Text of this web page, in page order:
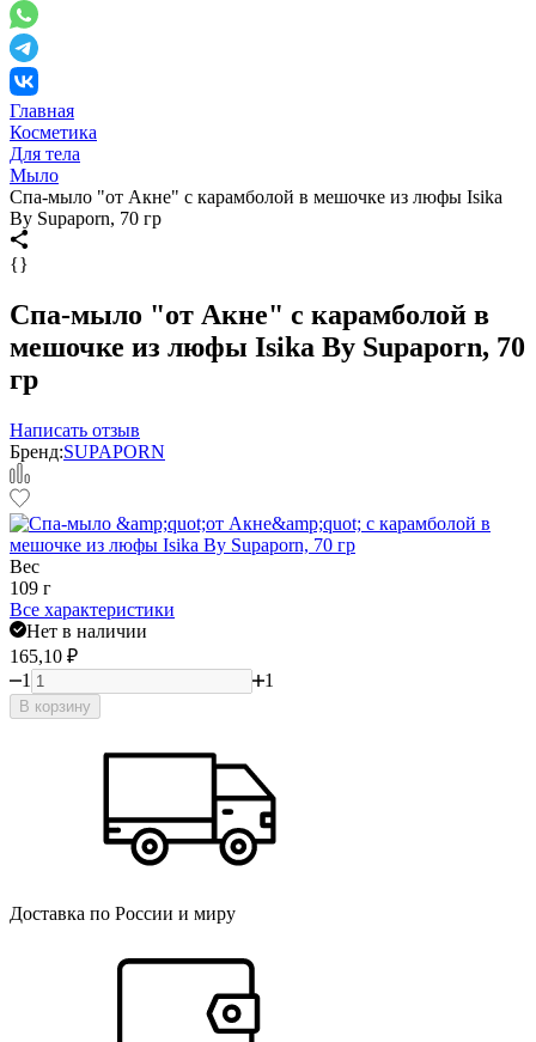
Главная
Косметика
Для тела
Мыло
Спа-мыло "от Акне" с карамболой в мешочке из люфы Isika
By Supaporn, 70 гр
{}
Спа-мыло "от Акне" с карамболой в
мешочке из люфы Isika By Supaporn, 70
гр
Написать отзыв
Бренд:SUPAPORN
Вес
109 г
Все характеристики
Нет в наличии
165,10 ₽
1
1
В корзину
Доставка по России и миру